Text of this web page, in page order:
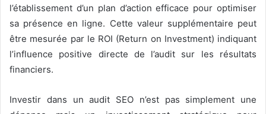
l’établissement d’un plan d’action efficace pour optimiser
sa présence en ligne. Cette valeur supplémentaire peut
être mesurée par le ROI (Return on Investment) indiquant
l’influence positive directe de l’audit sur les résultats
financiers.
Investir dans un audit SEO n’est pas simplement une